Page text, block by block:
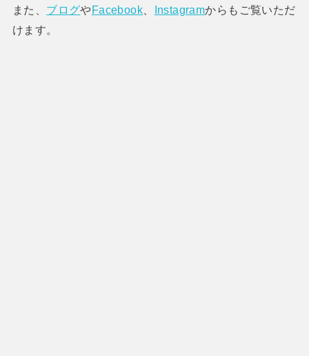
また、 ブログやFacebook Instagramからもご覧いただ
けます。